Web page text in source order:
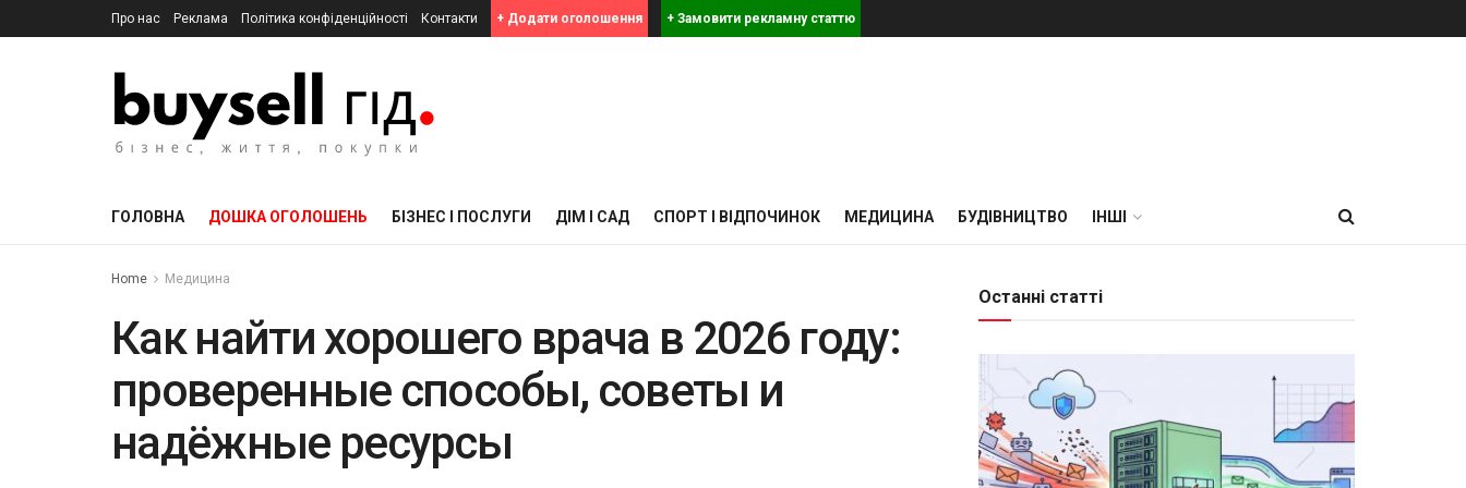
Про нас Реклама Політика конфіденційності Контакти + Додати оголошення + Замовити рекламну статтю
ГОЛОВНА ДОШКА ОГОЛОШЕНЬ БІЗНЕС І ПОСЛУГИ ДІМ І САД СПОРТ І ВІДПОЧИНОК МЕДИЦИНА БУДІВНИЦТВО ІНШІ
Home Медицина
Как найти хорошего врача в 2026 году:
проверенные способы, советы и
надёжные ресурсы
Останні статті